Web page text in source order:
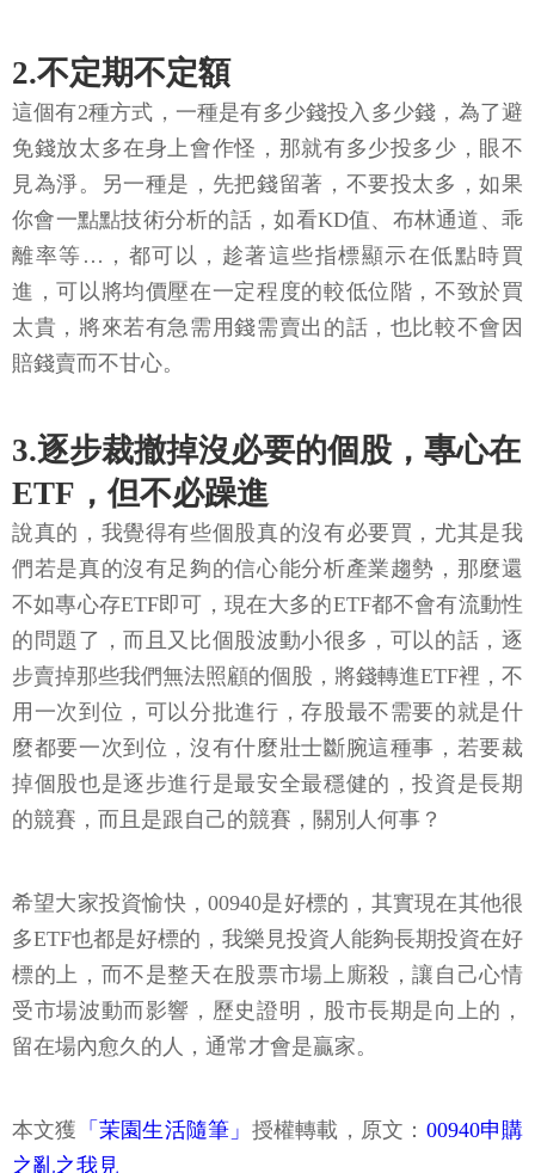
2.不定期不定額
這個有2種方式，一種是有多少錢投入多少錢，為了避
免錢放太多在身上會作怪，那就有多少投多少，眼不
見為淨。另一種是，先把錢留著，不要投太多，如果
你會一點點技術分析的話，如看KD值、布林通道、乖
離率等…，都可以，趁著這些指標顯示在低點時買
進，可以將均價壓在一定程度的較低位階，不致於買
太貴，將來若有急需用錢需賣出的話，也比較不會因
賠錢賣而不甘心。
3.逐步裁撤掉沒必要的個股，專心在
ETF，但不必躁進
說真的，我覺得有些個股真的沒有必要買，尤其是我
們若是真的沒有足夠的信心能分析產業趨勢，那麼還
不如專心存ETF即可，現在大多的ETF都不會有流動性
的問題了，而且又比個股波動小很多，可以的話，逐
步賣掉那些我們無法照顧的個股，將錢轉進ETF裡，不
用一次到位，可以分批進行，存股最不需要的就是什
麼都要一次到位，沒有什麼壯士斷腕這種事，若要裁
掉個股也是逐步進行是最安全最穩健的，投資是長期
的競賽，而且是跟自己的競賽，關別人何事？
希望大家投資愉快，00940是好標的，其實現在其他很
多ETF也都是好標的，我樂見投資人能夠長期投資在好
標的上，而不是整天在股票市場上廝殺，讓自己心情
受市場波動而影響，歷史證明，股市長期是向上的，
留在場內愈久的人，通常才會是贏家。
本文獲 「茉園生活隨筆」 授權轉載，原文： 00940申購
之亂之我見